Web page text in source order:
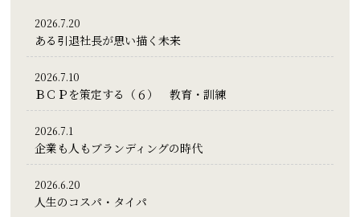
2026.7.20
ある引退社長が思い描く未来
2026.7.10
ＢＣＰを策定する（６） 教育・訓練
2026.7.1
企業も人もブランディングの時代
2026.6.20
人生のコスパ・タイパ